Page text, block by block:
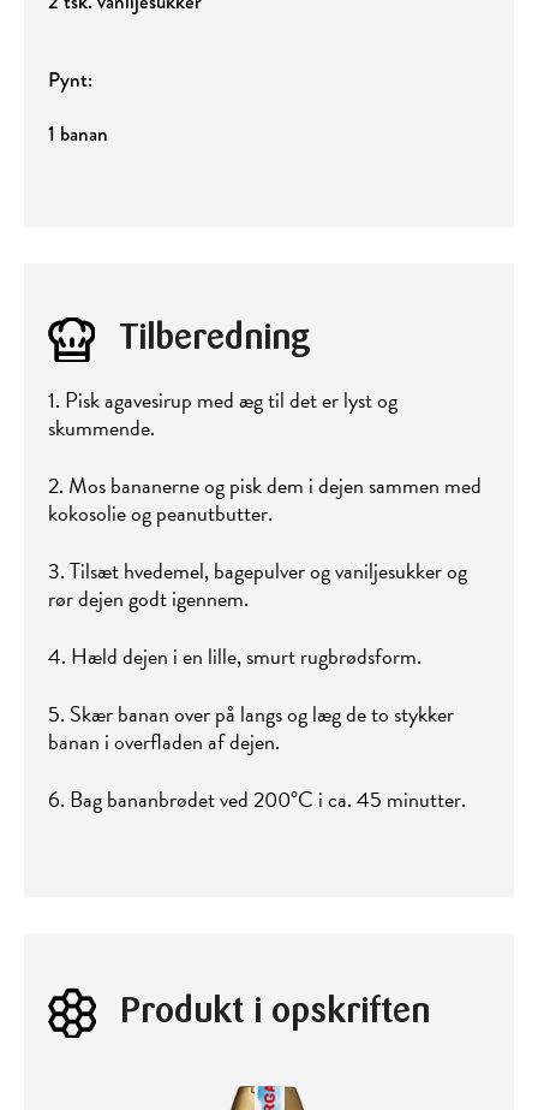
Pynt:
1 banan
Tilberedning
1. Pisk agavesirup med æg til det er lyst og
skummende.
2. Mos bananerne og pisk dem i dejen sammen med
kokosolie og peanutbutter.
3. Tilsæt hvedemel, bagepulver og vaniljesukker og
rør dejen godt igennem.
4. Hæld dejen i en lille, smurt rugbrødsform.
5. Skær banan over på langs og læg de to stykker
banan i overfladen af dejen.
6. Bag bananbrødet ved 200°C i ca. 45 minutter.
Produkt i opskriften